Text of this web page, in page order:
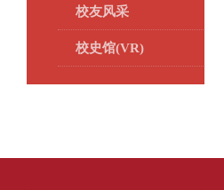
校友风采
校史馆(VR)